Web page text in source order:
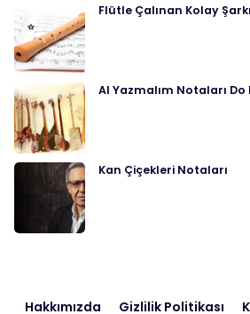
Flütle Çalınan Kolay
Al Yazmalım Notaları Do
Kan Çiçekleri Notaları
Hakkımızda Gizlilik Politikası